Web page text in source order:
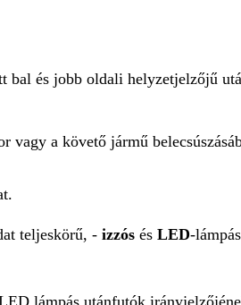
bal és jobb oldali helyzetjelzőjű
vagy a követő jármű
teljeskörű, - izzós és LED-
lámpás utánfutók